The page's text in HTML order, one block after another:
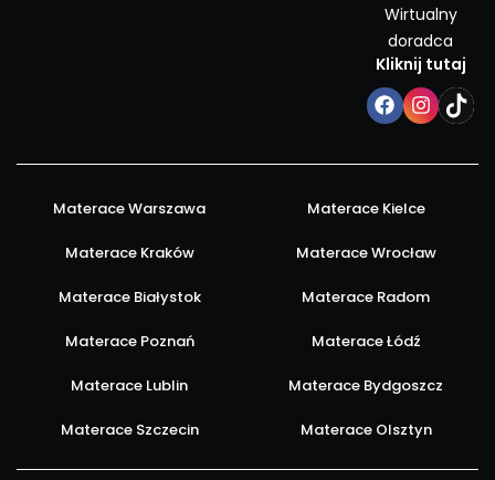
Wirtualny
doradca
Kliknij tutaj
Materace Warszawa Materace Kielce
Materace Kraków Materace Wrocław
Materace Białystok Materace Radom
Materace Poznań Materace Łódź
Materace Lublin Materace Bydgoszcz
Materace Szczecin Materace Olsztyn